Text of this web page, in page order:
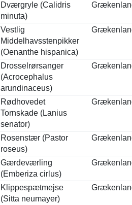
Dværgryle (Calidris
minuta)
Vestlig
Middelhavsstenpikker
(Oenanthe hispanica)
Drosselrørsanger
(Acrocephalus
arundinaceus)
Rødhovedet
Tornskade (Lanius
senator)
Rosenstær (Pastor
roseus)
Gærdeværling
(Emberiza cirlus)
Klippespætmejse
(Sitta neumayer)